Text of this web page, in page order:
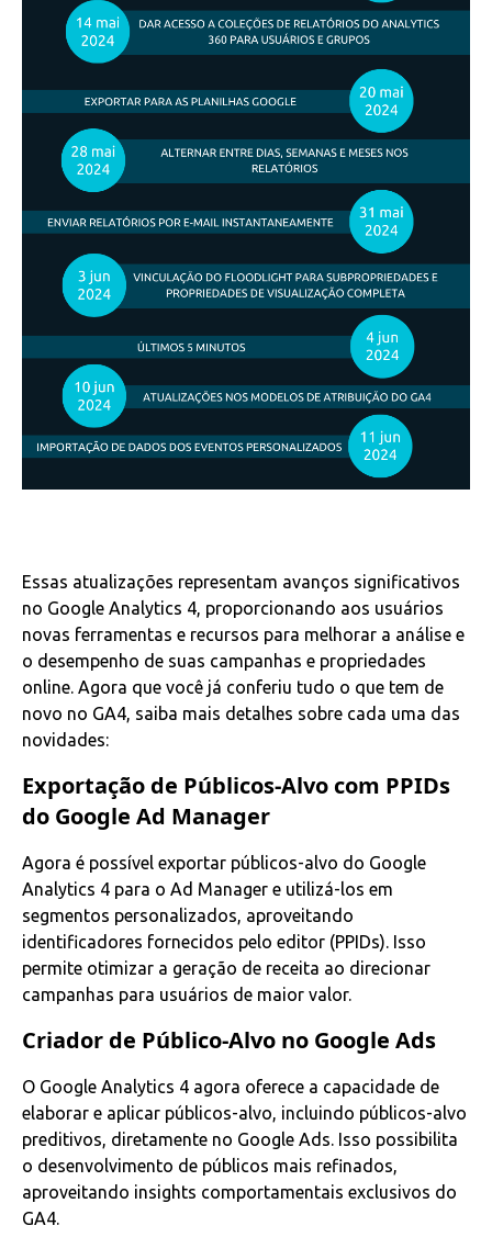
Essas atualizações representam avanços significativos
no Google Analytics 4, proporcionando aos usuários
novas ferramentas e recursos para melhorar a análise e
o desempenho de suas campanhas e propriedades
online. Agora que você já conferiu tudo o que tem de
novo no GA4, saiba mais detalhes sobre cada uma das
novidades:
Exportação de Públicos-Alvo com PPIDs
do Google Ad Manager
Agora é possível exportar públicos-alvo do Google
Analytics 4 para o Ad Manager e utilizá-los em
segmentos personalizados, aproveitando
identificadores fornecidos pelo editor (PPIDs). Isso
permite otimizar a geração de receita ao direcionar
campanhas para usuários de maior valor.
Criador de Público-Alvo no Google Ads
O Google Analytics 4 agora oferece a capacidade de
elaborar e aplicar públicos-alvo, incluindo públicos-alvo
preditivos, diretamente no Google Ads. Isso possibilita
o desenvolvimento de públicos mais refinados,
aproveitando insights comportamentais exclusivos do
GA4.